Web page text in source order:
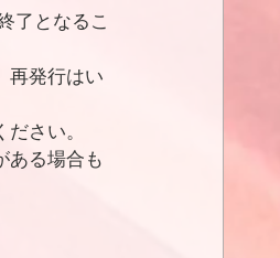
了となるこ
再発行はい
さい。
ある場合も